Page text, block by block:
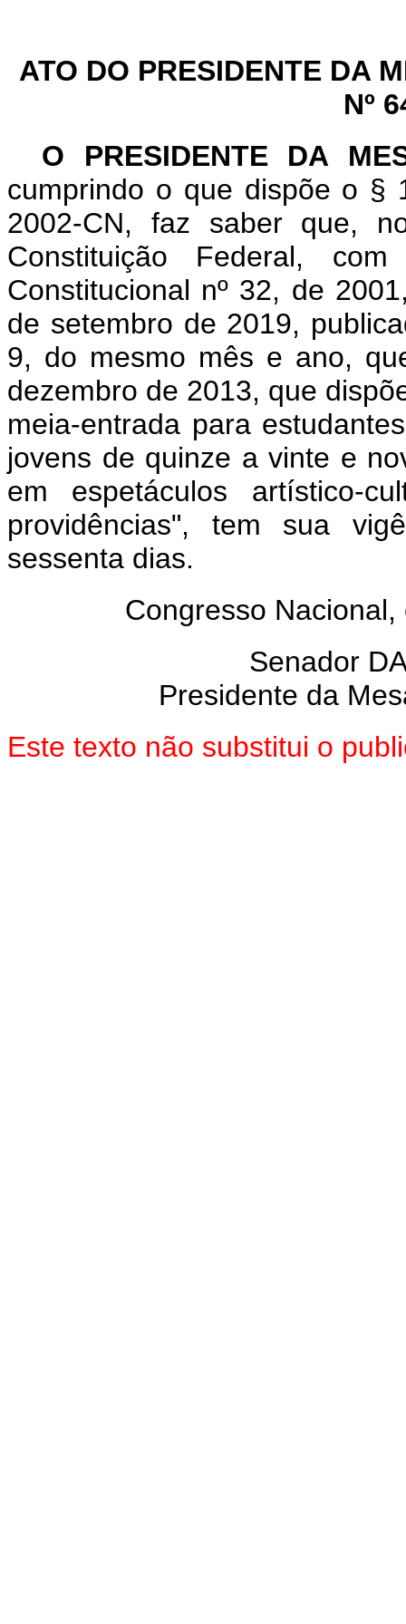
ATO DO PRESIDENTE DA
Nº
O PRESIDENTE DA
cumprindo o que dispõe o §
2002-CN, faz saber que,
Constituição Federal,
Constitucional nº 32, de
de setembro de 2019,
9, do mesmo mês e ano,
dezembro de 2013, que
meia-entrada para
jovens de quinze a vinte e
em espetáculos artístico-
providências", tem sua
sessenta dias.
Congresso
Senador
Presidente da
Este texto não substitui o